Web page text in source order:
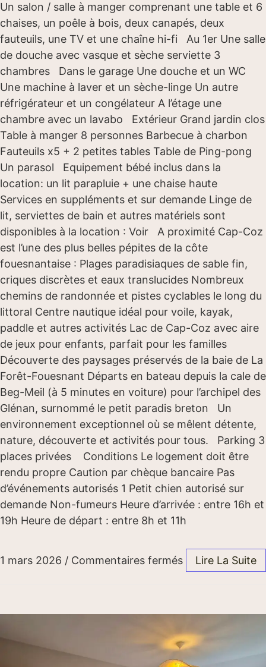
Un salon / salle à manger comprenant une table et 6
chaises, un poêle à bois, deux canapés, deux
fauteuils, une TV et une chaîne hi-fi Au 1er Une salle
de douche avec vasque et sèche serviette 3
chambres Dans le garage Une douche et un WC
Une machine à laver et un sèche-linge Un autre
réfrigérateur et un congélateur A l’étage une
chambre avec un lavabo Extérieur Grand jardin clos
Table à manger 8 personnes Barbecue à charbon
Fauteuils x5 + 2 petites tables Table de Ping-pong
Un parasol Equipement bébé inclus dans la
location: un lit parapluie + une chaise haute
Services en suppléments et sur demande Linge de
lit, serviettes de bain et autres matériels sont
disponibles à la location : Voir A proximité Cap-Coz
est l’une des plus belles pépites de la côte
fouesnantaise : Plages paradisiaques de sable fin,
criques discrètes et eaux translucides Nombreux
chemins de randonnée et pistes cyclables le long du
littoral Centre nautique idéal pour voile, kayak,
paddle et autres activités Lac de Cap-Coz avec aire
de jeux pour enfants, parfait pour les familles
Découverte des paysages préservés de la baie de La
Forêt-Fouesnant Départs en bateau depuis la cale de
Beg-Meil (à 5 minutes en voiture) pour l’archipel des
Glénan, surnommé le petit paradis breton Un
environnement exceptionnel où se mêlent détente,
nature, découverte et activités pour tous. Parking 3
places privées Conditions Le logement doit être
rendu propre Caution par chèque bancaire Pas
d’événements autorisés 1 Petit chien autorisé sur
demande Non-fumeurs Heure d’arrivée : entre 16h et
19h Heure de départ : entre 8h et 11h
1 mars 2026 / Commentaires fermés Lire La Suite